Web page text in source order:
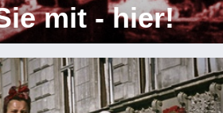
mit - hier!